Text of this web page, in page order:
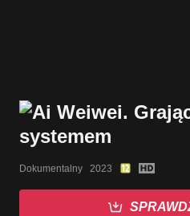
Dokumentalny   2023